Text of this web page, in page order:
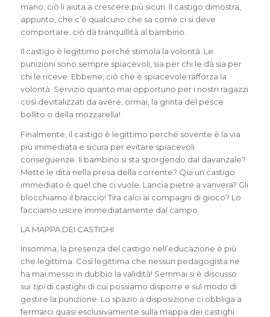
mano: ciò li aiuta a crescere più sicuri. Il castigo dimostra,
appunto, che c’è qualcuno che sa come ci si deve
comportare: ciò dà tranquillità al bambino.
Il castigo è legittimo perché stimola la volontà. Le
punizioni sono sempre spiacevoli, sia per chi le dà sia per
chi le riceve. Ebbene, ciò che è spiacevole rafforza la
volontà. Servizio quanto mai opportuno per i nostri ragazzi
così devitalizzati da avere, ormai, la grinta del pesce
bollito o della mozzarella!
Finalmente, il castigo è legittimo perché sovente è la via
più immediata e sicura per evitare spiacevoli
conseguenze. Il bambino si sta sporgendo dal davanzale?
Mette le dita nella presa della corrente? Qui un castigo
immediato è quel che ci vuole. Lancia pietre a vanvera? Gli
blocchiamo il braccio! Tira calci ai compagni di gioco? Lo
facciamo uscire immediatamente dal campo.
LA MAPPA DEI CASTIGHI
Insomma, la presenza del castigo nell’educazione è più
che legittima. Così legittima che nessun pedagogista ne
ha mai messo in dubbio la validità! Semmai si è discusso
sui tipidi castighi di cui possiamo disporre e sul modo di
gestire la punizione. Lo spazio a disposizione ci obbliga a
fermarci quasi esclusivamente sulla mappa dei castighi.